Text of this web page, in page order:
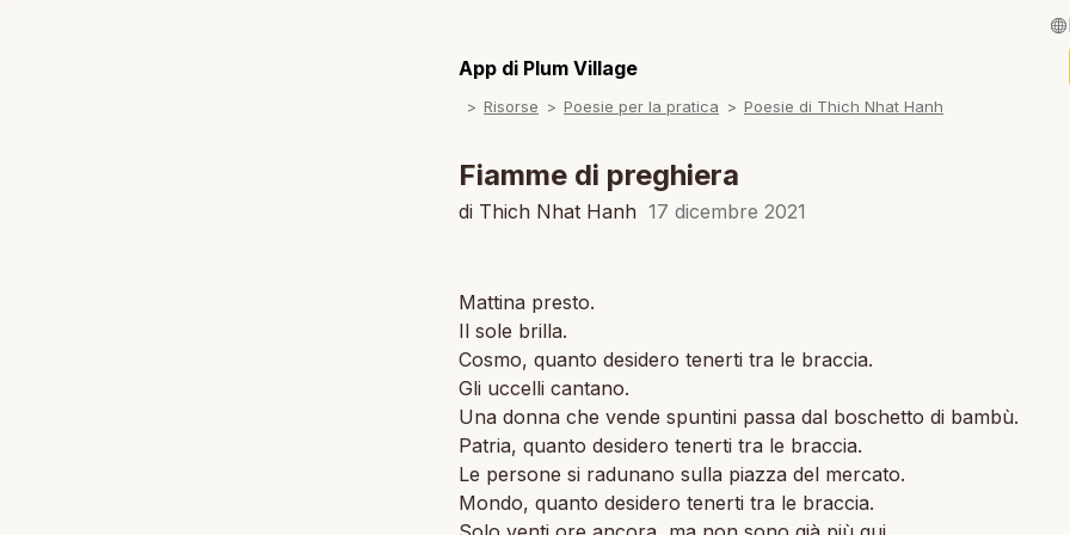
Français /
App di Plum Village
Risorse Poesie per la pratica Poesie di Thich Nhat Hanh
Fiamme di preghiera
di Thich Nhat Hanh 17 dicembre 2021
Mattina presto.
Il sole brilla.
Cosmo, quanto desidero tenerti tra le braccia.
Gli uccelli cantano.
Una donna che vende spuntini passa dal boschetto di bambù.
Patria, quanto desidero tenerti tra le braccia.
Le persone si radunano sulla piazza del mercato.
Mondo, quanto desidero tenerti tra le braccia.